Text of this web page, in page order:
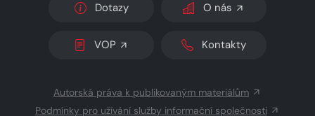
Dotazy O nás
VOP Kontakty
Autorská práva k publikovaným materiálům
Podmínky pro užívání služby informační společnosti